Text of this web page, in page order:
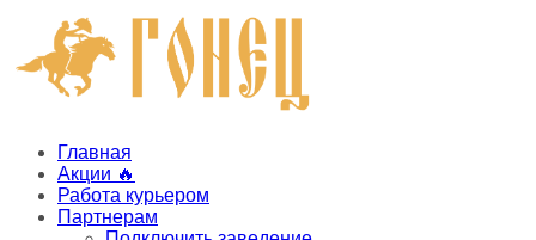
Главная
Акции 🔥
Работа курьером
Партнерам